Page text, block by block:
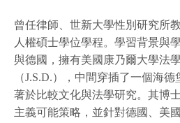
曾任律師、世新大學性別研究所
人權碩士學位學程。學習背景與
與德國，擁有美國康乃爾大學法
（J.S.D.），中間穿插了一個海
著於比較文化與法學研究。其博
主義可能策略，並針對德國、美